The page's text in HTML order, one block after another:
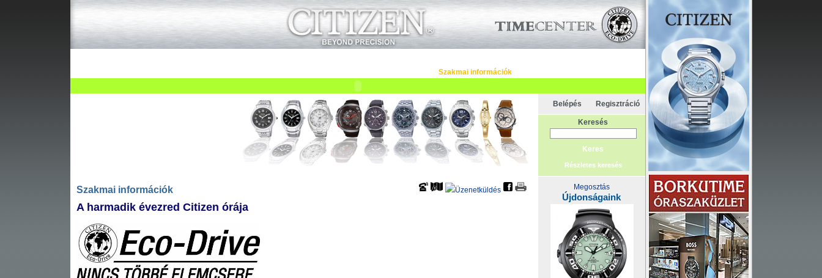
Szakmai információk
Szakmai információk
A harmadik évezred Citizen órája
Belépés Regisztráció
Keresés
Részletes keresés
Megosztás
Újdonságaink